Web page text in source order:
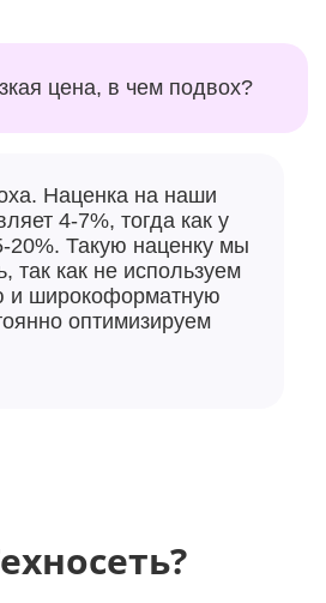
цена, в чем подвох?
Наценка на наши
4-7%, тогда как у
20%. Такую наценку мы
так как не используем
и широкоформатную
оптимизируем